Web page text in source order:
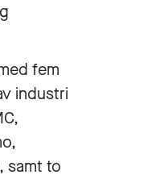
fem
industri
samt to